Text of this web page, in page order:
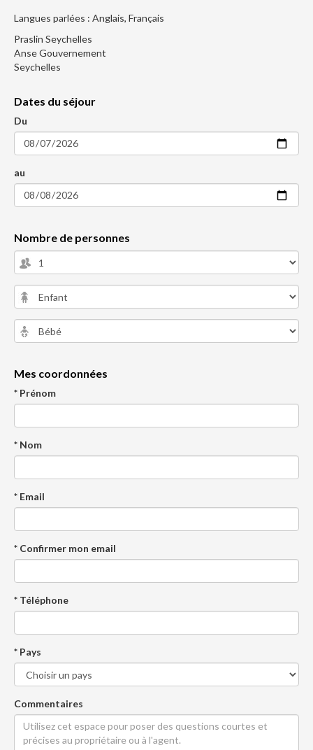
Langues parlées : Anglais, Français
Praslin Seychelles
Anse Gouvernement
Seychelles
Dates du séjour
Du
au
Nombre de personnes
Mes coordonnées
* Prénom
* Nom
* Email
* Confirmer mon email
* Téléphone
* Pays
Commentaires